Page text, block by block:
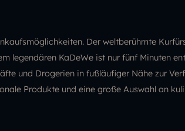
Der weltberühmte
legendären KaDeWe ist nur fünf Minuten
und Drogerien in fußläufiger Nähe zur
Produkte und eine große Auswahl an